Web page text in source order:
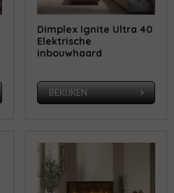
Dimplex Ignite Ultra 40
Elektrische
inbouwhaard
BEKIJKEN